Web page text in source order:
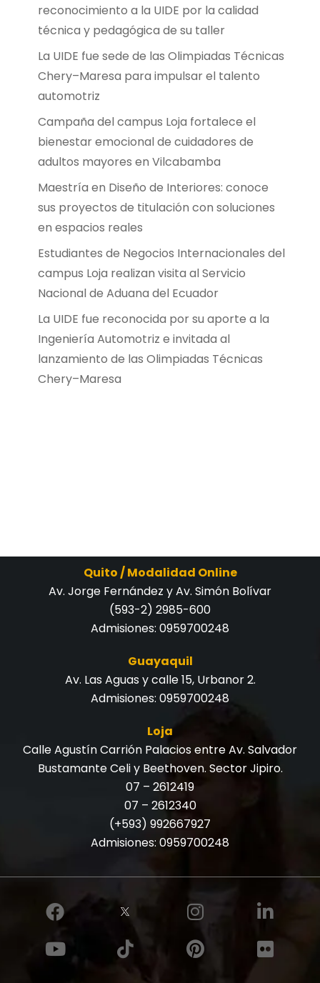
reconocimiento a la UIDE por la calidad
técnica y pedagógica de su taller
La UIDE fue sede de las Olimpiadas Técnicas
Chery–Maresa para impulsar el talento
automotriz
Campaña del campus Loja fortalece el
bienestar emocional de cuidadores de
adultos mayores en Vilcabamba
Maestría en Diseño de Interiores: conoce
sus proyectos de titulación con soluciones
en espacios reales
Estudiantes de Negocios Internacionales del
campus Loja realizan visita al Servicio
Nacional de Aduana del Ecuador
La UIDE fue reconocida por su aporte a la
Ingeniería Automotriz e invitada al
lanzamiento de las Olimpiadas Técnicas
Chery–Maresa
Quito / Modalidad Online
Av. Jorge Fernández y Av. Simón Bolívar
(593-2) 2985-600
Admisiones: 0959700248
Guayaquil
Av. Las Aguas y calle 15, Urbanor 2.
Admisiones: 0959700248
Loja
Calle Agustín Carrión Palacios entre Av. Salvador
Bustamante Celi y Beethoven. Sector Jipiro.
07 – 2612419
07 – 2612340
(+593) 992667927
Admisiones: 0959700248